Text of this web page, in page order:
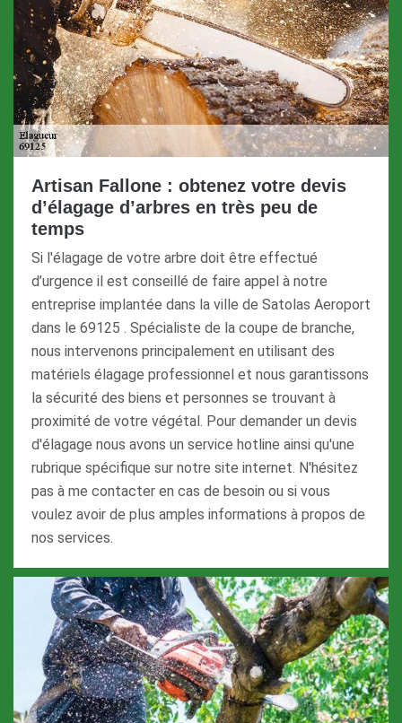
Artisan Fallone : obtenez votre devis
d’élagage d’arbres en très peu de
temps
Si l'élagage de votre arbre doit être effectué
d’urgence il est conseillé de faire appel à notre
entreprise implantée dans la ville de Satolas Aeroport
dans le 69125 . Spécialiste de la coupe de branche,
nous intervenons principalement en utilisant des
matériels élagage professionnel et nous garantissons
la sécurité des biens et personnes se trouvant à
proximité de votre végétal. Pour demander un devis
d'élagage nous avons un service hotline ainsi qu'une
rubrique spécifique sur notre site internet. N'hésitez
pas à me contacter en cas de besoin ou si vous
voulez avoir de plus amples informations à propos de
nos services.